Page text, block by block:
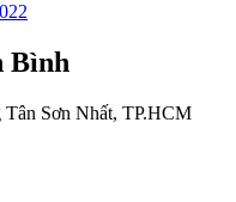
Bình
Sơn Nhất, TP.HCM